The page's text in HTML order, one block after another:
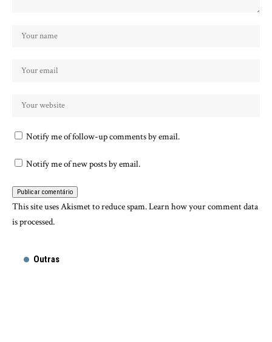
Notify me of follow-up comments by email.
Notify me of new posts by email.
This site uses Akismet to reduce spam.Learn how your comment data
is processed.
Outras